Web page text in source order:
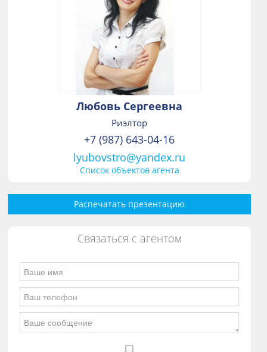
Любовь Сергеевна
Риэлтор
+7 (987) 643-04-16
lyubovstro@yandex.ru
Список объектов агента
Распечатать презентацию
Связаться с агентом